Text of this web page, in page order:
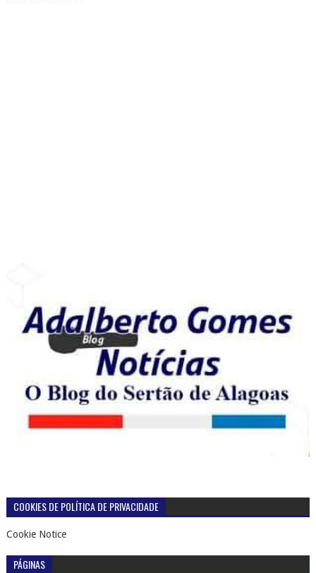
COOKIES DE POLÍTICA DE PRIVACIDADE
Cookie Notice
PÁGINAS